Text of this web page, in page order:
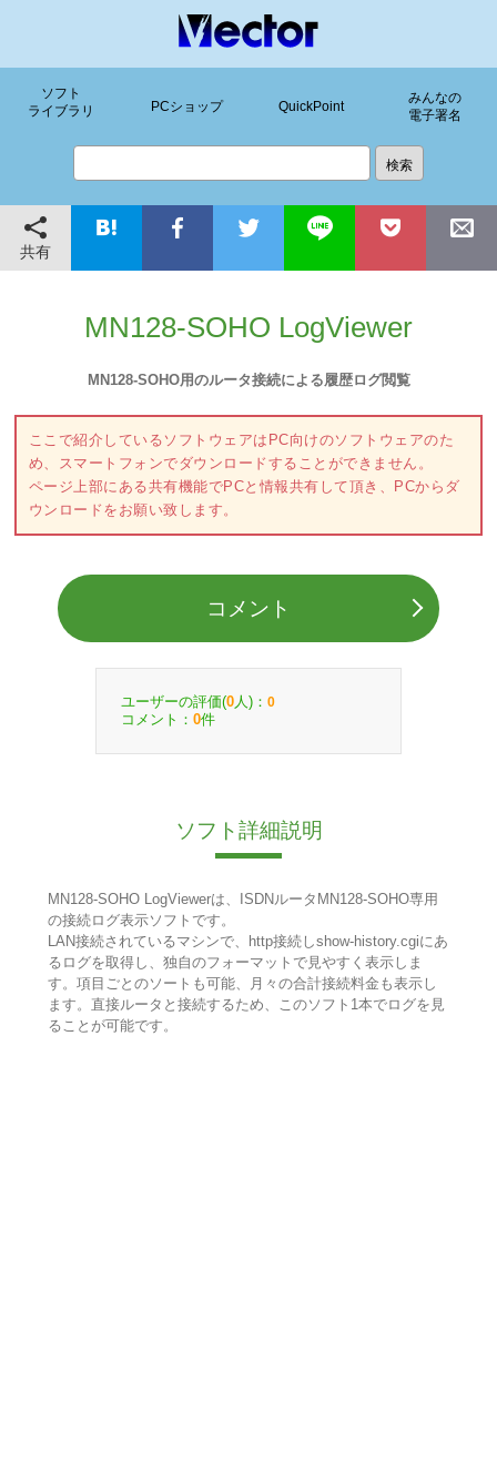
ソフト
ライブラリ
PCショップ QuickPoint
みんなの
電子署名
共有
MN128-SOHO LogViewer
MN128-SOHO用のルータ接続による履歴ログ閲覧
ここで紹介しているソフトウェアはPC向けのソフトウェアのた
め、スマートフォンでダウンロードすることができません。
ページ上部にある共有機能でPCと情報共有して頂き、PCからダ
ウンロードをお願い致します。
コメント
ユーザーの評価(0 人)： 0
コメント： 0件
ソフト詳細説明
MN128-SOHO LogViewerは、ISDNルータMN128-SOHO専用
の接続ログ表示ソフトです。
LAN接続されているマシンで、http接続しshow-history.cgiにあ
るログを取得し、独自のフォーマットで見やすく表示しま
す。項目ごとのソートも可能、月々の合計接続料金も表示し
ます。直接ルータと接続するため、このソフト1本でログを見
ることが可能です。